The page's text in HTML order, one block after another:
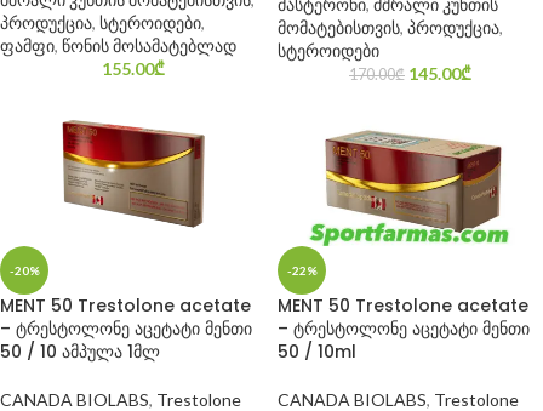
პროდუქცია, სტეროიდები,
ფამფი, წონის მოსამატებლად
155.00₾
მომატებისთვის, პროდუქცია,
სტეროიდები
170.00₾ 145.00₾
-20%
MENT 50 Trestolone acetate
– ტრესტოლონე აცეტატი მენთი
50 / 10 ამპულა 1მლ
CANADA BIOLABS, Trestolone
-22%
MENT 50 Trestolone acetate
– ტრესტოლონე აცეტატი მენთი
50 / 10ml
CANADA BIOLABS, Trestolone